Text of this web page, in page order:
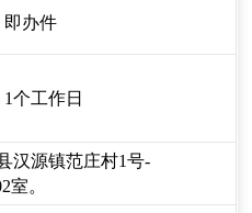
即办件
1个工作日
汉源镇范庄村1号-
室。